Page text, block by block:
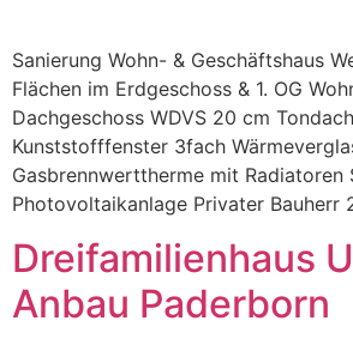
Sanierung Wohn- & Geschäftshaus
Flächen im Erdgeschoss & 1. OG
Dachgeschoss WDVS 20 cm
Kunststofffenster 3fach
Gasbrennwerttherme mit Radiatoren
Photovoltaikanlage Privater Bauherr
Dreifamilienhaus
Anbau Paderborn